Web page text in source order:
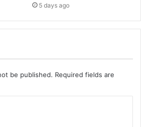
5 days ago
be published. Required fields are